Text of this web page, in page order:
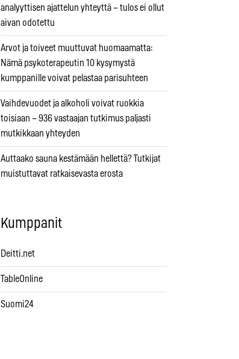
analyyttisen ajattelun yhteyttä – tulos ei ollut
aivan odotettu
Arvot ja toiveet muuttuvat huomaamatta:
Nämä psykoterapeutin 10 kysymystä
kumppanille voivat pelastaa parisuhteen
Vaihdevuodet ja alkoholi voivat ruokkia
toisiaan – 936 vastaajan tutkimus paljasti
mutkikkaan yhteyden
Auttaako sauna kestämään hellettä? Tutkijat
muistuttavat ratkaisevasta erosta
Kumppanit
Deitti.net
TableOnline
Suomi24